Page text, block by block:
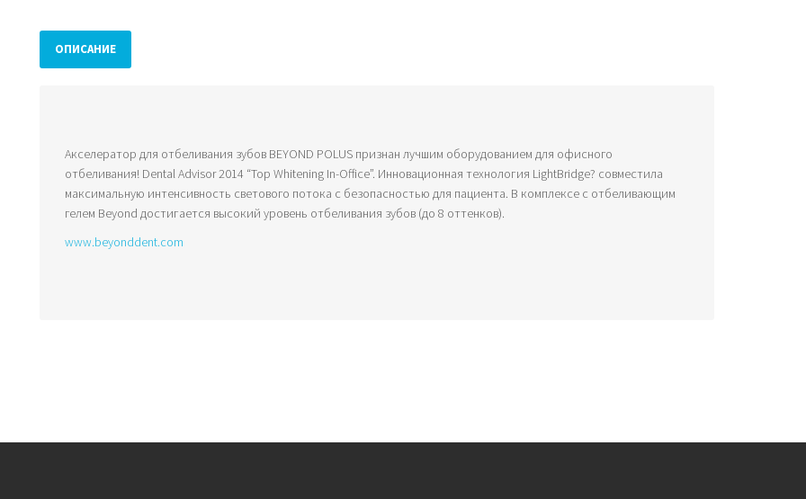
ОПИСАНИЕ
Акселератор для отбеливания зубов BEYOND POLUS признан лучшим оборудованием для офисного
отбеливания! Dental Advisor 2014 “Top Whitening In-Office”. Инновационная технология LightBridge? совместила
максимальную интенсивность светового потока с безопасностью для пациента. В комплексе с отбеливающим
гелем Beyond достигается высокий уровень отбеливания зубов (до 8 оттенков).
www.beyonddent.com